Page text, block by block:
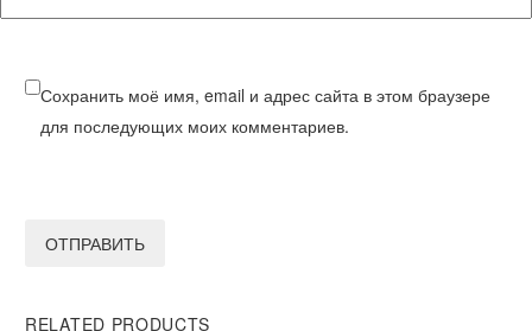
Сохранить моё имя, email и адрес сайта в этом браузере
для последующих моих комментариев.
ОТПРАВИТЬ
RELATED PRODUCTS